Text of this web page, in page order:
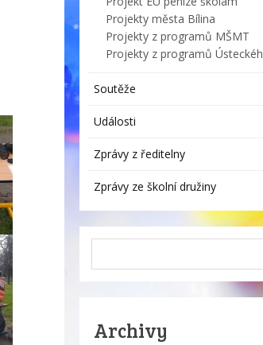
Projekty města Bílina
Projekty z programů MŠMT
Projekty z programů
Soutěže
Události
Zprávy z ředitelny
Zprávy ze školní družiny
Archivy